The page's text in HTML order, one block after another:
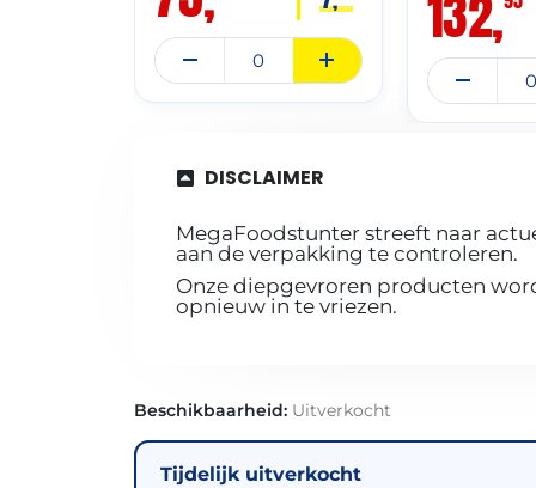
132,
DISCLAIMER
MegaFoodstunter streeft naar
aan de verpakking te controleren.
Onze diepgevroren producten
opnieuw in te vriezen.
Beschikbaarheid: Uitverkocht
Tijdelijk uitverkocht